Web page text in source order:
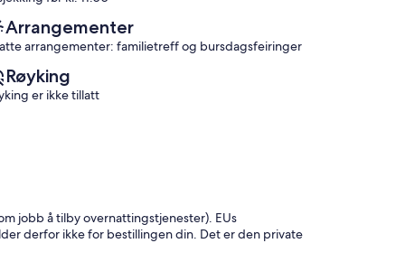
Arrangementer
arrangementer: familietreff og bursdagsfeiringer
Røyking
er ikke tillatt
jobb å tilby overnattingstjenester). EUs
derfor ikke for bestillingen din. Det er den private